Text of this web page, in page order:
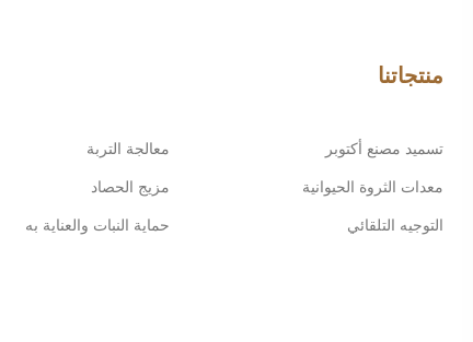
منتجاتنا
معالجة التربة تسميد مصنع أكتوبر
مزيج الحصاد معدات الثروة الحيوانية
حماية النبات والعناية به التوجيه التلقائي